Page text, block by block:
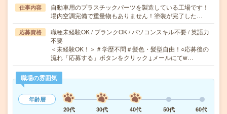
仕事内容
自動車用のプラスチックパーツを製造している工場です！
場内空調完備で重量物もありません！塗装が完了した…
応募資格
職種未経験OK / ブランクOK / パソコンスキル不要 / 英語力
不要
＜未経験OK！＞＃学歴不問＃髪色・髪型自由！○応募後の
流れ「応募する」ボタンをクリック↓メールにてw…
職場の雰囲気
年齢層
20代
30代 40代 50代 60代